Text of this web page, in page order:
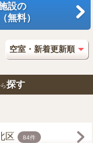
設の
無料）
探す
区 84件